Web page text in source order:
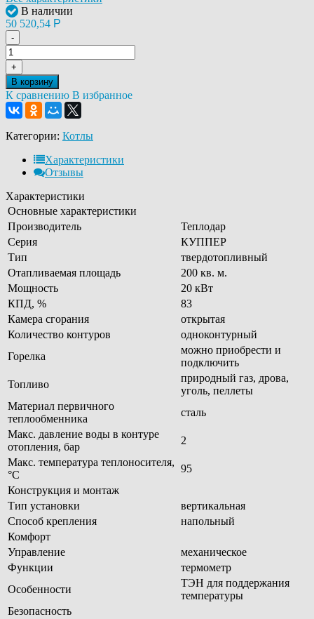
В наличии
50 520,54 Р
-
+
В корзину
К сравнению В избранное
Категории: Котлы
Характеристики
Отзывы
Характеристики
Основные характеристики
Производитель
Теплодар
Серия
КУППЕР
Тип
твердотопливный
Отапливаемая площадь
200 кв. м.
Мощность
20 кВт
КПД, %
83
Камера сгорания
открытая
Количество контуров
одноконтурный
Горелка
можно приобрести и
подключить
Топливо
природный газ, дрова,
уголь, пеллеты
Материал первичного
теплообменника
сталь
Макс. давление воды в контуре
отопления, бар
2
Макс. температура теплоносителя,
°С
95
Конструкция и монтаж
Тип установки
вертикальная
Способ крепления
напольный
Комфорт
Управление
механическое
Функции
термометр
Особенности
ТЭН для поддержания
температуры
Безопасность